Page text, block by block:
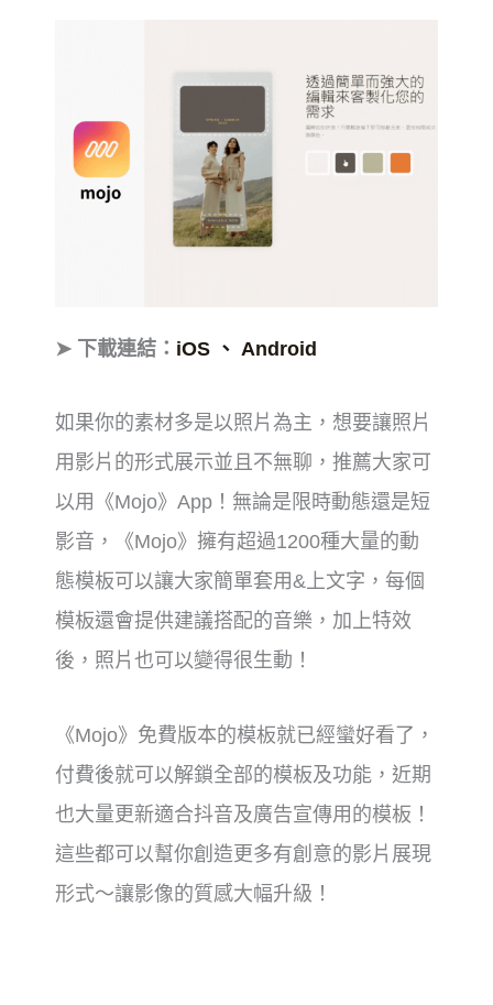
➤ 下載連結： iOS 、 Android
如果你的素材多是以照片為主，想要讓照片
用影片的形式展示並且不無聊，推薦大家可
以用《Mojo》App！無論是限時動態還是短
影音，《Mojo》擁有超過1200種大量的動
態模板可以讓大家簡單套用&上文字，每個
模板還會提供建議搭配的音樂，加上特效
後，照片也可以變得很生動！
《Mojo》免費版本的模板就已經蠻好看了，
付費後就可以解鎖全部的模板及功能，近期
也大量更新適合抖音及廣告宣傳用的模板！
這些都可以幫你創造更多有創意的影片展現
形式～讓影像的質感大幅升級！